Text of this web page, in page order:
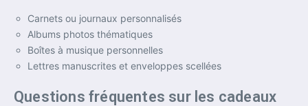
Carnets ou journaux personnalisés
Albums photos thématiques
Boîtes à musique personnelles
Lettres manuscrites et enveloppes scellées
Questions fréquentes sur les cadeaux